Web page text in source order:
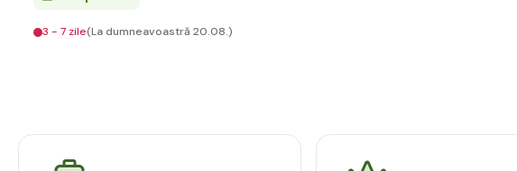
3 - 7 zile(La dumneavoastră 20.08.)